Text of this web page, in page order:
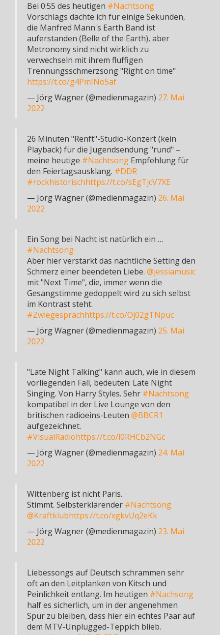
Bei 0:55 des heutigen #Nachtsong
Vorschlags dachte ich für einige Sekunden,
die Manfred Mann's Earth Band ist
auferstanden (Belle of the Earth), aber
Metronomy sind nicht wirklich zu
verwechseln mit ihrem fluffigen
Trennungsschmerzsong "Right on time"
https://t.co/g4PmINo5af
— Jörg Wagner (@medienmagazin) 27. Mai
2022
26 Minuten "Renft"-Studio-Konzert (kein
Playback) für die Jugendsendung "rund" –
meine heutige #Nachtsong Empfehlung für
den Feiertagsausklang. #DDR
#rockhistorischhttps://t.co/sEgTjcV7XE
— Jörg Wagner (@medienmagazin) 26. Mai
2022
Ein Song bei Nacht ist natürlich ein …
#Nachtsong
Aber hier verstärkt das nächtliche Setting den
Schmerz einer beendeten Liebe. @jessiamusic
mit "Next Time", die, immer wenn die
Gesangstimme gedoppelt wird zu sich selbst
im Kontrast steht.
#Zwiegesprächhttps://t.co/Oj02gTNpuc
— Jörg Wagner (@medienmagazin) 25. Mai
2022
"Late Night Talking" kann auch, wie in diesem
vorliegenden Fall, bedeuten: Late Night
Singing. Von Harry Styles. Sehr #Nachtsong
kompatibel in der Live Lounge von den
britischen radioeins-Leuten @BBCR1
aufgezeichnet.
#VisualRadiohttps://t.co/l0RHCb2NGc
— Jörg Wagner (@medienmagazin) 24. Mai
2022
Wittenberg ist nicht Paris.
Stimmt. Selbsterklärender #Nachtsong
@Kraftklubhttps://t.co/xgkvUq2eKk
— Jörg Wagner (@medienmagazin) 23. Mai
2022
Liebessongs auf Deutsch schrammen sehr
oft an den Leitplanken von Kitsch und
Peinlichkeit entlang. Im heutigen #Nachsong
half es sicherlich, um in der angenehmen
Spur zu bleiben, dass hier ein echtes Paar auf
dem MTV-Unplugged-Teppich blieb.